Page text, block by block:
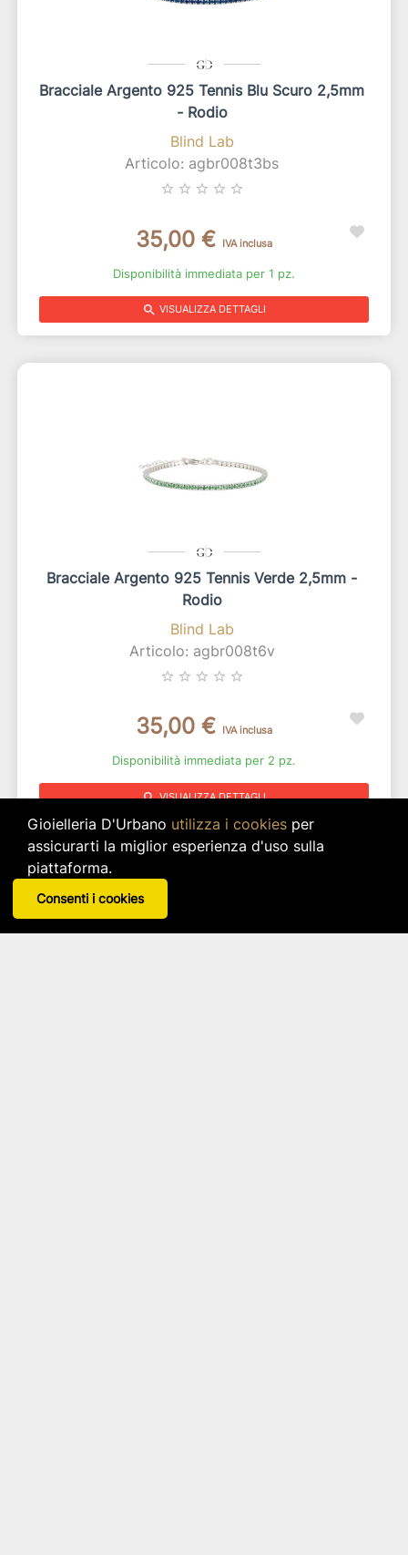
Bracciale Argento 925 Tennis Blu Scuro 2,5mm
- Rodio
Blind Lab
Articolo: agbr008t3bs
star_border star_border star_border star_border star_border
35,00 € IVA inclusa
Disponibilità immediata per 1 pz.
search VISUALIZZA DETTAGLI
Bracciale Argento 925 Tennis Verde 2,5mm -
Rodio
Blind Lab
Articolo: agbr008t6v
star_border star_border star_border star_border star_border
35,00 € IVA inclusa
Disponibilità immediata per 2 pz.
searchVISUALIZZA DETTAGLI
Gioielleria D'Urbano utilizza i cookiesper
assicurarti la miglior esperienza d'uso sulla
piattaforma.
Consenti i cookies